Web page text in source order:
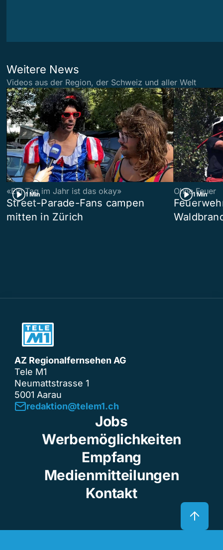
Weitere News
Videos aus der Region, der Schweiz und aller Welt
1 Min
«Ein Tag im Jahr ist das okay»
Street-Parade-Fans campen
mitten in Zürich
1 Min
Ohne Feuer
AZ Regionalfernsehen AG
Tele M1
Neumattstrasse 1
5001 Aarau
redaktion@telem1.ch
Jobs
Werbemöglichkeiten
Empfang
Medienmitteilungen
Kontakt